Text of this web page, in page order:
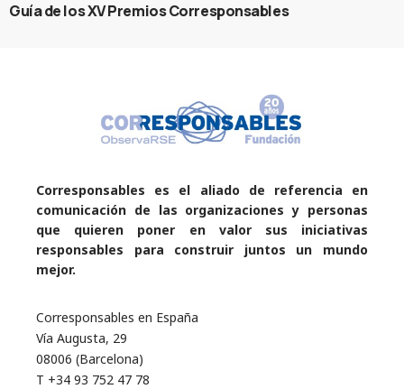
Guía de los XV Premios Corresponsables
Corresponsables es el aliado de referencia en
comunicación de las organizaciones y personas
que quieren poner en valor sus iniciativas
responsables para construir juntos un mundo
mejor.
Corresponsables en España
Vía Augusta, 29
08006 (Barcelona)
T +34 93 752 47 78